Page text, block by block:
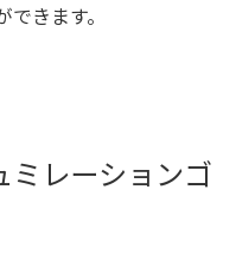
きます。
ミレーションゴ